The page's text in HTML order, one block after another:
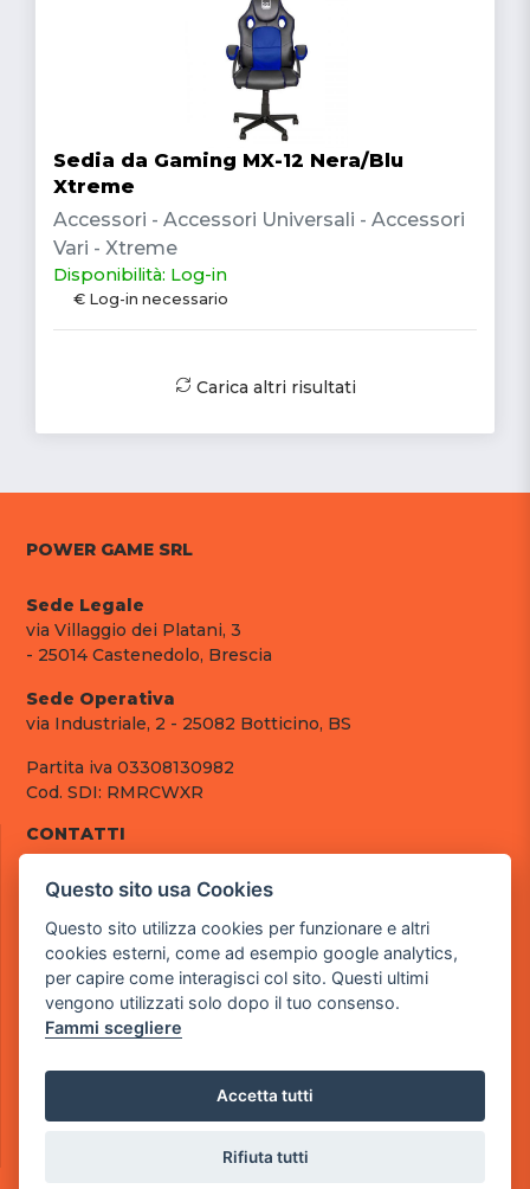
Sedia da Gaming MX-12 Nera/Blu
Xtreme
Accessori - Accessori Universali - Accessori
Vari - Xtreme
Disponibilità: Log-in
€ Log-in necessario
Carica altri risultati
POWER GAME SRL
Sede Legale
via Villaggio dei Platani, 3
- 25014 Castenedolo, Brescia
Sede Operativa
via Industriale, 2 - 25082 Botticino, BS
Partita iva 03308130982
Cod. SDI: RMRCWXR
CONTATTI
tel.: +39 030 376 2377
pec: powergamesrl@legalmail.it
LINK UTILI
Chi siamo
Informazioni generali
Questo sito usa Cookies
Questo sito utilizza cookies per funzionare e altri
cookies esterni, come ad esempio google analytics,
per capire come interagisci col sito. Questi ultimi
vengono utilizzati solo dopo il tuo consenso.
Fammi scegliere
Accetta tutti
Rifiuta tutti